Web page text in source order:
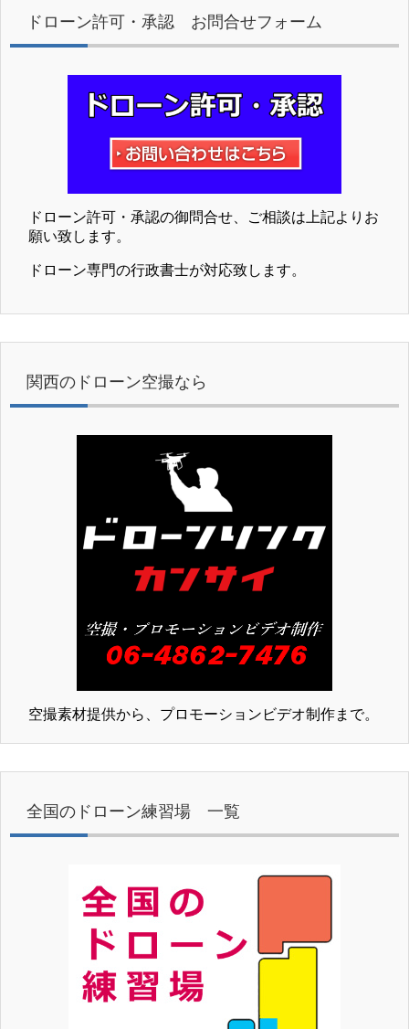
ドローン許可・承認 お問合せフォーム
ドローン許可・承認の御問合せ、ご相談は上記よりお
願い致します。
ドローン専門の行政書士が対応致します。
関西のドローン空撮なら
空撮素材提供から、プロモーションビデオ制作まで。
全国のドローン練習場 一覧